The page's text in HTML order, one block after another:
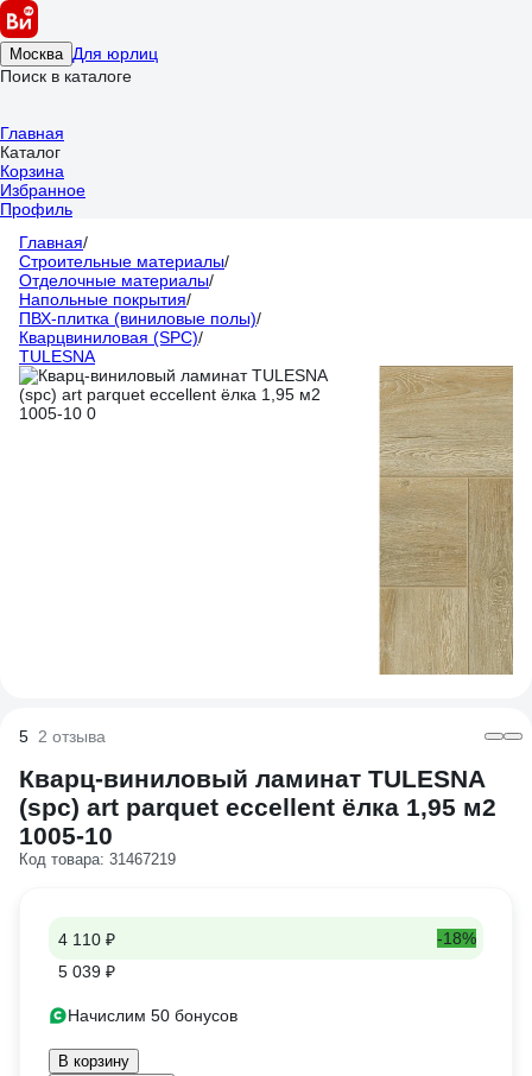
Москва Для юрлиц
Поиск в каталоге
Главная
Каталог
Корзина
Избранное
Профиль
Главная/
Строительные материалы/
Отделочные материалы/
Напольные покрытия/
ПВХ-плитка (виниловые полы)/
Кварцвиниловая (SPC)/
TULESNA
5 2 отзыва
Кварц-виниловый ламинат TULESNA
(spc) art parquet eccellent ёлка 1,95 м2
1005-10
Код товара: 31467219
4 110 ₽
-18%
5 039 ₽
Начислим 50 бонусов
В корзину